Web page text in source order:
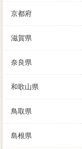
京都府
滋賀県
奈良県
和歌山県
鳥取県
島根県